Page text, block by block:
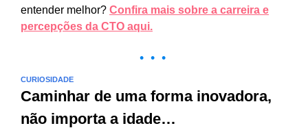
entender melhor? Confira mais sobre a carreira e
percepções da CTO aqui.
• • •
CURIOSIDADE
Caminhar de uma forma inovadora,
não importa a idade…